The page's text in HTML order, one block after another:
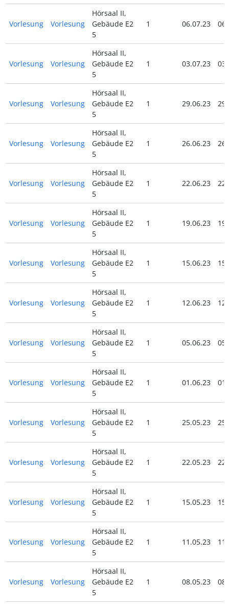
Vorlesung Vorlesung
Hörsaal II,
Gebäude E2
5
1 06.07.23
Vorlesung Vorlesung
Hörsaal II,
Gebäude E2
5
1 03.07.23
Vorlesung Vorlesung
Hörsaal II,
Gebäude E2
5
1 29.06.23
Vorlesung Vorlesung
Hörsaal II,
Gebäude E2
5
1 26.06.23
Vorlesung Vorlesung
Hörsaal II,
Gebäude E2
5
1 22.06.23
Vorlesung Vorlesung
Hörsaal II,
Gebäude E2
5
1 19.06.23
Vorlesung Vorlesung
Hörsaal II,
Gebäude E2
5
1 15.06.23
Vorlesung Vorlesung
Hörsaal II,
Gebäude E2
5
1 12.06.23
Vorlesung Vorlesung
Hörsaal II,
Gebäude E2
5
1 05.06.23
Vorlesung Vorlesung
Hörsaal II,
Gebäude E2
5
1 01.06.23
Vorlesung Vorlesung
Hörsaal II,
Gebäude E2
5
1 25.05.23
Vorlesung Vorlesung
Hörsaal II,
Gebäude E2
5
1 22.05.23
Vorlesung Vorlesung
Hörsaal II,
Gebäude E2
5
1 15.05.23
Vorlesung Vorlesung
Hörsaal II,
Gebäude E2
5
1 11.05.23
Vorlesung Vorlesung
Hörsaal II,
Gebäude E2
5
1 08.05.23